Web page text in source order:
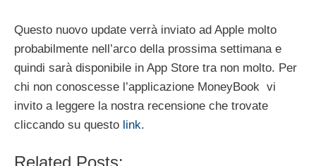
Questo nuovo update verrà inviato ad Apple molto
probabilmente nell’arco della prossima settimana e
quindi sarà disponibile in App Store tra non molto. Per
chi non conoscesse l’applicazione MoneyBook vi
invito a leggere la nostra recensione che trovate
cliccando su questo link.
Related Posts: